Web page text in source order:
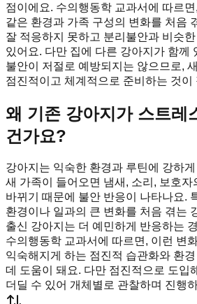
점이에요. 수의행동학 교과서에 따르
같은 환경과 가족 구성의 변화를 처음
잘 적응하지 못하고 분리불안과 비슷
있어요. 다만 집에 다른 강아지가 함께
불안이 저절로 예방되지는 않으므로,
점진적이고 체계적으로 준비하는 것이
왜 기존 강아지가 스트레
건가요?
강아지는 익숙한 환경과 루틴에 강하
새 가족이 들어오면 냄새, 소리, 보호자
바뀌기 때문에 불안 반응이 나타나요.
환경이나 일과의 큰 변화를 처음 겪는
출신 강아지는 더 예민하게 반응하는
수의행동학 교과서에 따르면, 이런 변
익숙해지게 하는 점진적 습관화와 환
데 도움이 돼요. 다만 점진적으로 도입
더딜 수 있어 개체별로 관찰하며 진행